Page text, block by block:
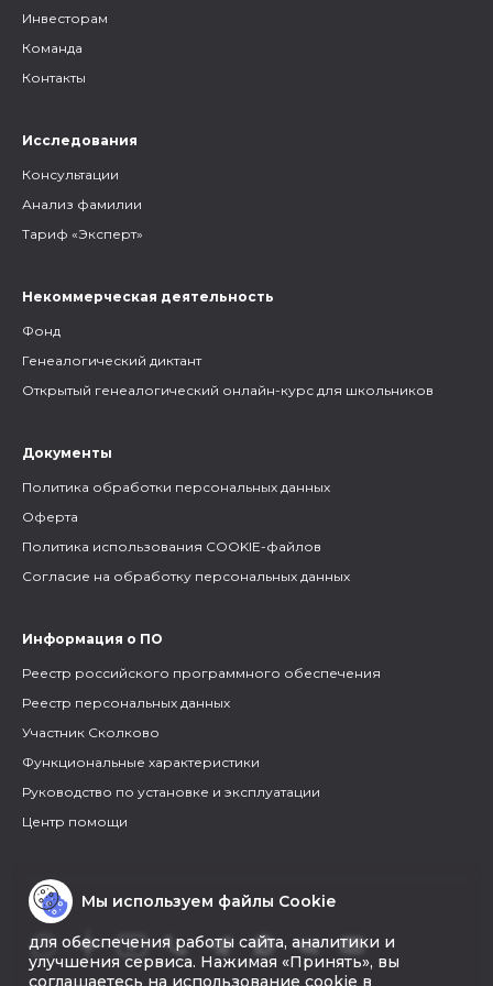
Инвесторам
Команда
Контакты
Исследования
Консультации
Анализ фамилии
Тариф «Эксперт»
Некоммерческая деятельность
Фонд
Генеалогический диктант
Открытый генеалогический онлайн-курс для школьников
Документы
Политика обработки персональных данных
Оферта
Политика использования COOKIE-файлов
Согласие на обработку персональных данных
Информация о ПО
Реестр российского программного обеспечения
Реестр персональных данных
Участник Сколково
Функциональные характеристики
Руководство по установке и эксплуатации
Центр помощи
Мы используем файлы Cookie
для обеспечения работы сайта, аналитики и
улучшения сервиса. Нажимая «Принять», вы
соглашаетесь на использование cookie в